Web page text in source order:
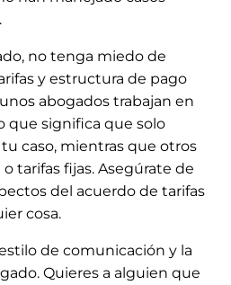
no tenga miedo de
y estructura de pago
abogados trabajan en
que significa que solo
caso, mientras que otros
tarifas fijas. Asegúrate de
del acuerdo de tarifas
cosa.
de comunicación y la
Quieres a alguien que